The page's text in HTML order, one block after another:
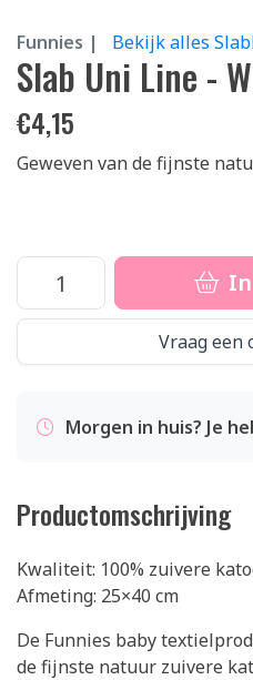
Funnies | Bekijk alles
Slab Uni Line -
€4,15
Geweven van de fijnste
Vraag een
Morgen in huis? Je
Productomschrijving
Kwaliteit: 100% zuivere
Afmeting: 25×40 cm
De Funnies baby
de fijnste natuur zuivere